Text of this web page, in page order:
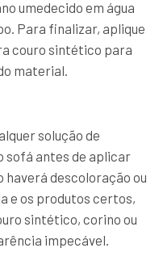
umedecido em água
Para finalizar, aplique
couro sintético para
material.
solução de
sofá antes de aplicar
haverá descoloração ou
e os produtos certos,
sintético, corino ou
impecável.